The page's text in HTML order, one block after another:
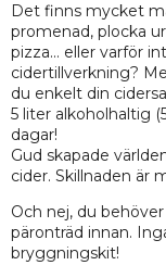
Det finns mycket
promenad, plocka
pizza... eller varför
cidertillverkning?
du enkelt din
5 liter alkoholhaltig
dagar!
Gud skapade
cider. Skillnaden är
Och nej, du
päronträd innan.
bryggningskit!